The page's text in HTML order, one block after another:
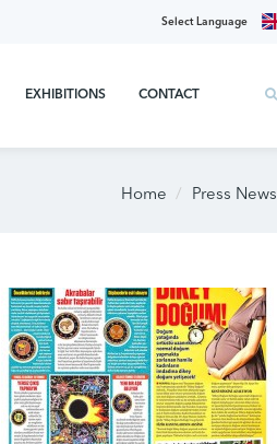
Select Language
EXHIBITIONS CONTACT
Home Press News